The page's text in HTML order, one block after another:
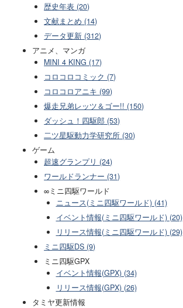
歴史年表 (20)
文献まとめ (14)
データ更新 (312)
アニメ、マンガ
MINI 4 KING (17)
コロコロコミック (7)
コロコロアニキ (99)
爆走兄弟レッツ＆ゴー!! (150)
ダッシュ！四駆郎 (53)
二ツ星駆動力学研究所 (30)
ゲーム
超速グランプリ (24)
ワールドランナー (31)
∞ミニ四駆ワールド
ニュース(ミニ四駆ワールド) (41)
イベント情報(ミニ四駆ワールド) (20)
リリース情報(ミニ四駆ワールド) (29)
ミニ四駆DS (9)
ミニ四駆GPX
イベント情報(GPX) (34)
リリース情報(GPX) (26)
タミヤ更新情報